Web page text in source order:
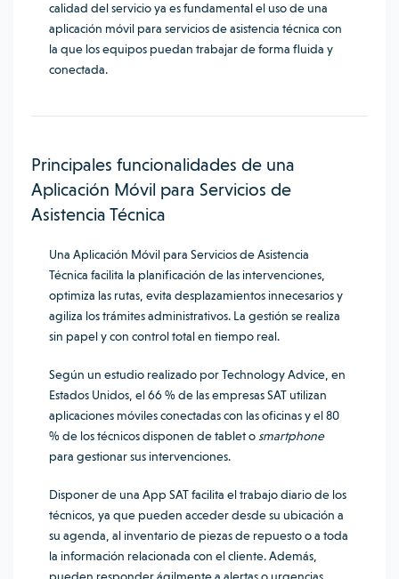
calidad del servicio ya es fundamental el uso de una
aplicación móvil para servicios de asistencia técnica con
la que los equipos puedan trabajar de forma fluida y
conectada.
Principales funcionalidades de una
Aplicación Móvil para Servicios de
Asistencia Técnica
Una Aplicación Móvil para Servicios de Asistencia
Técnica facilita la planificación de las intervenciones,
optimiza las rutas, evita desplazamientos innecesarios y
agiliza los trámites administrativos. La gestión se realiza
sin papel y con control total en tiempo real.
Según un estudio realizado por Technology Advice , en
Estados Unidos, el 66 % de las empresas SAT utilizan
aplicaciones móviles conectadas con las oficinas y el 80
% de los técnicos disponen de tablet o smartphone
para gestionar sus intervenciones.
Disponer de una App SAT facilita el trabajo diario de los
técnicos, ya que pueden acceder desde su ubicación a
su agenda, al inventario de piezas de repuesto o a toda
la información relacionada con el cliente. Además,